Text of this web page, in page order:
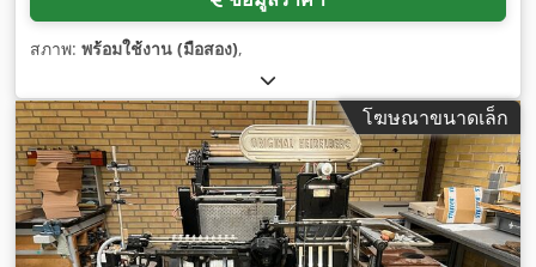
สภาพ: พร้อมใช้งาน (มือสอง),
โฆษณาขนาดเล็ก